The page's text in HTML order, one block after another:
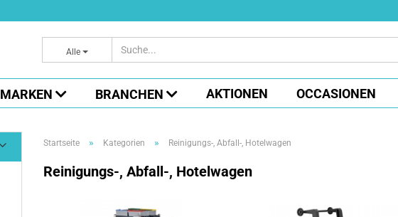
Alle
MARKEN BRANCHEN AKTIONEN OCCASIONEN
Startseite » Kategorien » Reinigungs-, Abfall-, Hotelwagen
Reinigungs-, Abfall-, Hotelwagen